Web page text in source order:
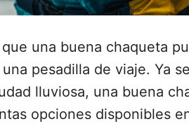
una buena chaqueta
pesadilla de viaje. Ya
lluviosa, una buena
opciones disponibles